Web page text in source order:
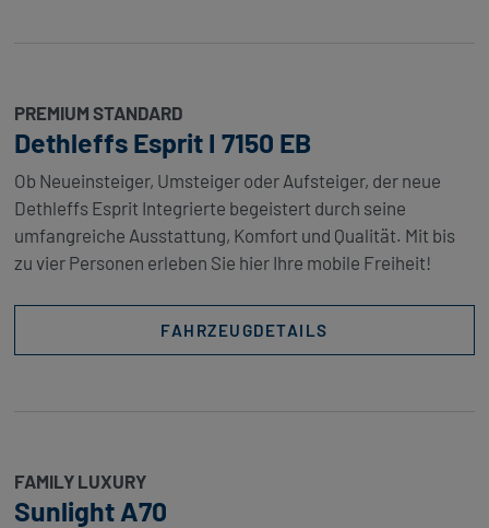
PREMIUM STANDARD
Dethleffs Esprit I 7150 EB
Ob Neueinsteiger, Umsteiger oder Aufsteiger, der neue
Dethleffs Esprit Integrierte begeistert durch seine
umfangreiche Ausstattung, Komfort und Qualität. Mit bis
zu vier Personen erleben Sie hier Ihre mobile Freiheit!
FAHRZEUGDETAILS
FAMILY LUXURY
Sunlight A70